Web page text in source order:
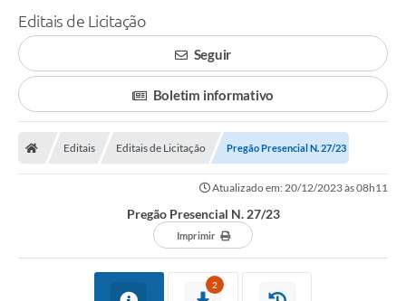
Editais de Licitação
Seguir
Boletim informativo
Editais Editais de Licitação Pregão Presencial N. 27/23
Atualizado em: 20/12/2023 às 08h11
Pregão Presencial N. 27/23
Imprimir
2